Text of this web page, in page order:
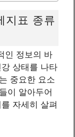
지표 종류
인 정보의 바
상태를 나타
중요한 요소
이 알아두어
자세히 살펴